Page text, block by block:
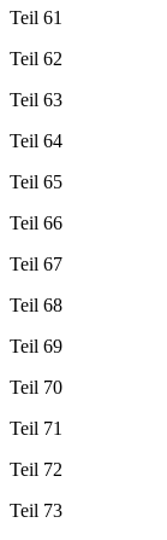
Teil 61
Teil 62
Teil 63
Teil 64
Teil 65
Teil 66
Teil 67
Teil 68
Teil 69
Teil 70
Teil 71
Teil 72
Teil 73